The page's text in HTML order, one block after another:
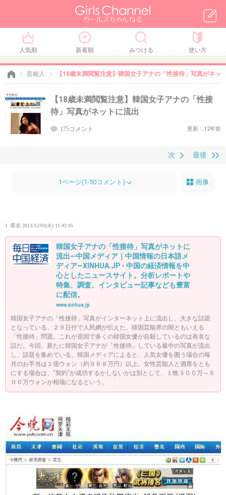
人気順 新着順 みつける 使い方
芸能人 【18歳未満閲覧注意】韓国女子アナの「性接待」写真がネッ
【18歳未満閲覧注意】韓国女子アナの「性接
待」写真がネットに流出
175コメント 更新：12年前
最後
次
1ページ(1-50コメント) 画像
1. 匿名 2013/12/03(火) 11:42:05
韓国女子アナの「性接待」写真がネットに
流出―中国メディア｜中国情報の日本語メ
ディア―XINHUA.JP - 中国の経済情報を中
心としたニュースサイト。分析レポートや
特集、調査、インタビュー記事なども豊富
に配信。
www.xinhua.jp
韓国女子アナの「性接待」写真がインターネット上に流出し、大きな話題
となっている。２９日付で人民網が伝えた。韓国芸能界の闇ともいえる
「性接待」問題。これが原因で多くの韓国女優が自殺しているのは有名な
話だ。今回、新たに韓国女子アナが「性接待」している最中の写真が流出
し、話題を集めている。韓国メディアによると、人気女優を囲う場合の毎
月のお手当は１億ウォン（約９６８万円）以上。女性芸能人と酒席をとも
にする場合は、“契約”が成功するかしないかは別として、１晩３００万～５
００万ウォンが相場になるという。